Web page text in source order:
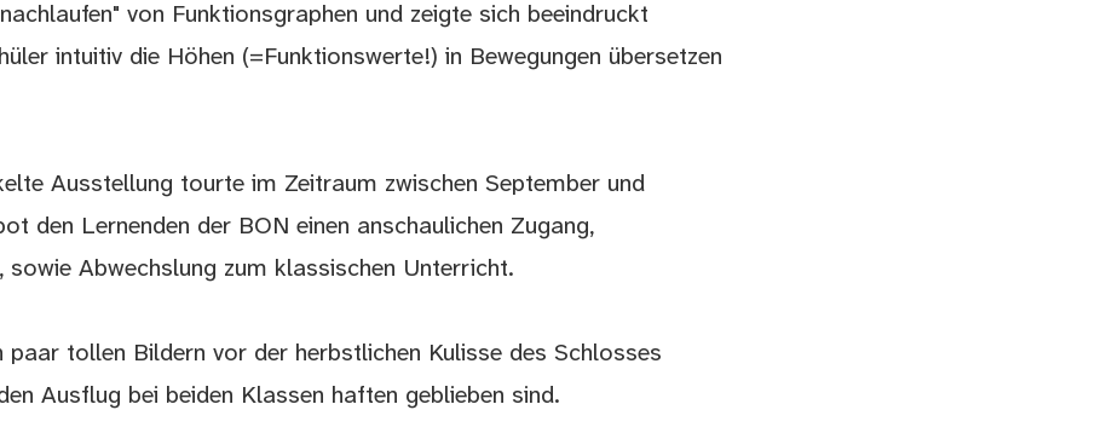
von Funktionsgraphen und zeigte sich beeindruckt
intuitiv die Höhen (=Funktionswerte!) in Bewegungen übersetzen
Ausstellung tourte im Zeitraum zwischen September und
den Lernenden der BON einen anschaulichen Zugang,
Abwechslung zum klassischen Unterricht.
paar tollen Bildern vor der herbstlichen Kulisse des Schlosses
Ausflug bei beiden Klassen haften geblieben sind.